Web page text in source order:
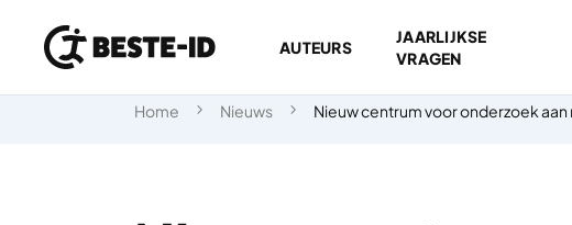
Ga naar inhoud
AUTEURS
JAARLIJKSE
VRAGEN
Home Nieuws Nieuw centrum voor onderzoek